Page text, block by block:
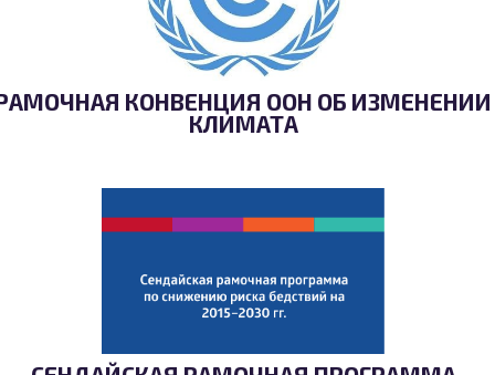
КОНВЕНЦИЯ ООН ОБ ИЗМЕНЕНИИ
КЛИМАТА